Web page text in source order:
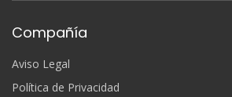
Compañía
Aviso Legal
Política de Privacidad